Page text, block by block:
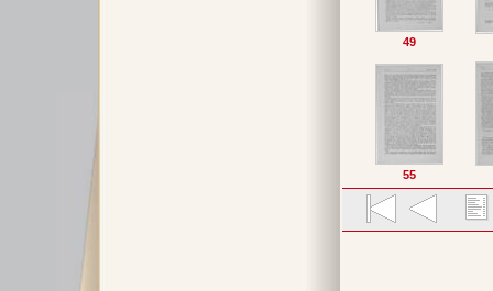
49
55